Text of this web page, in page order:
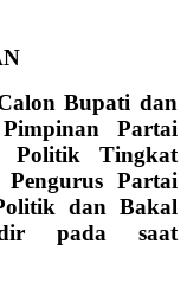
Bupati dan
Partai
Politik Tingkat
Partai
dan Bakal
pada saat